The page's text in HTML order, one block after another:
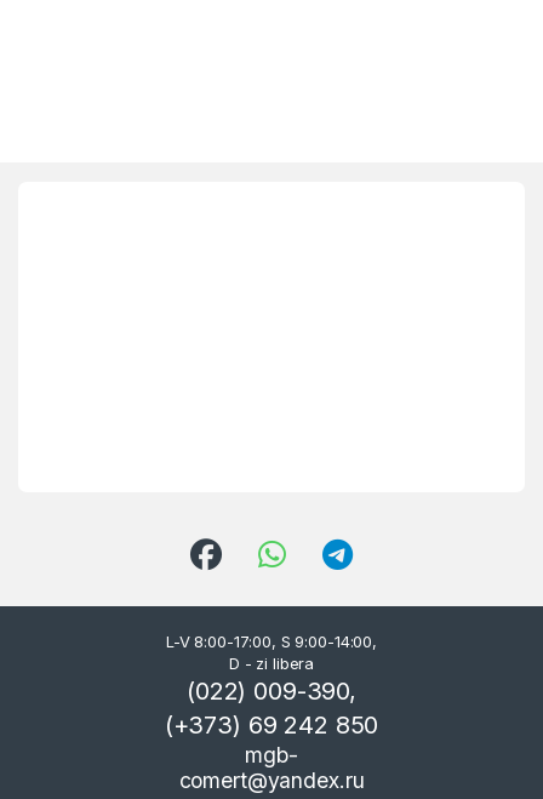
L-V 8:00-17:00, S 9:00-14:00,
D - zi libera
(022) 009-390,
(+373) 69 242 850
mgb-
comert@yandex.ru